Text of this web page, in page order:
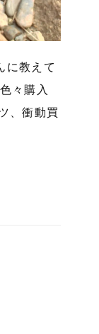
に教えて
々購入
、衝動買